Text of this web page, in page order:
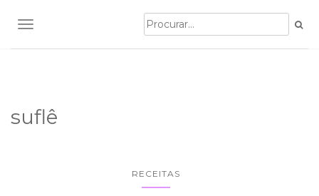
TOGGLE NAVIGATION
suflê
RECEITAS